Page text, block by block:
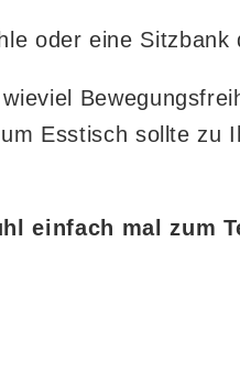
oder eine Sitzbank
Esstisch sollte zu
einfach mal zum